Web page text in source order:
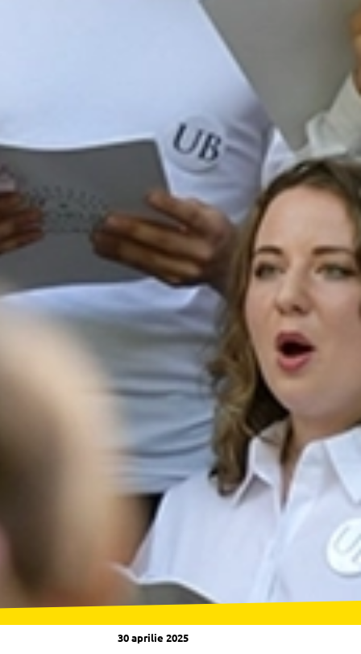
30 aprilie 2025